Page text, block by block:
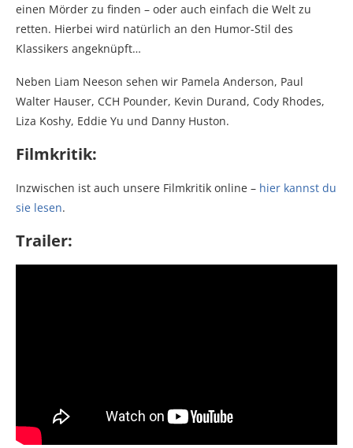
einen Mörder zu finden – oder auch einfach die Welt zu
retten. Hierbei wird natürlich an den Humor-Stil des
Klassikers angeknüpft…
Neben Liam Neeson sehen wir Pamela Anderson, Paul
Walter Hauser, CCH Pounder, Kevin Durand, Cody Rhodes,
Liza Koshy, Eddie Yu und Danny Huston.
Filmkritik:
Inzwischen ist auch unsere Filmkritik online – hier kannst du
sie lesen.
Trailer: